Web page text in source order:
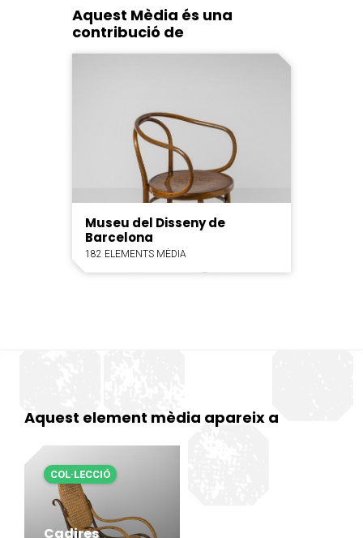
Aquest Mèdia és una
contribució de
Museu del Disseny de
Barcelona
182 ELEMENTS MÈDIA
Aquest element mèdia apareix a
Cadires
COL·LECCIÓ